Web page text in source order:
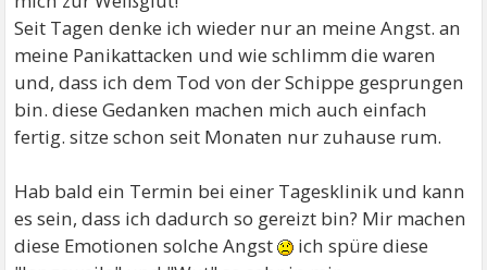
Seit Tagen denke ich wieder nur an meine Angst. an
meine Panikattacken und wie schlimm die waren
und, dass ich dem Tod von der Schippe gesprungen
bin. diese Gedanken machen mich auch einfach
fertig. sitze schon seit Monaten nur zuhause rum.
Hab bald ein Termin bei einer Tagesklinik und kann
es sein, dass ich dadurch so gereizt bin? Mir machen
diese Emotionen solche Angst
ich spüre diese